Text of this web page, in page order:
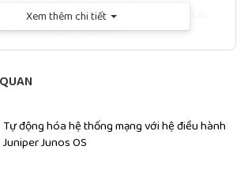
Networks Security Director là các
phổ biến được sử dụng.
soát quyền truy cập dựa trên vai trò và
hoặc nhóm người dùng cụ thể.
độc (Antivirus và Antispyware):
AC tích hợp các công nghệ chống mã độc
Xem thêm chi tiết
Tự động hóa hệ thống mạng với hệ điều hành
Juniper Junos OS